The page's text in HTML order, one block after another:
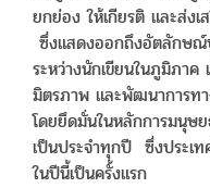
ยกย่อง ให้เกียรติ และส่งเ
ซึ่งแสดงออกถึงอัตลักษณ์
ระหว่างนักเขียนในภูมิภา
มิตรภาพ และพัฒนาการท
โดยยึดมั่นในหลักการมนุษ
เป็นประจำทุกปี ซึ่งประเท
ในปีนี้เป็นครั้งแรก